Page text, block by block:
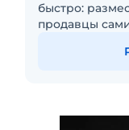
быстро:
продавцы